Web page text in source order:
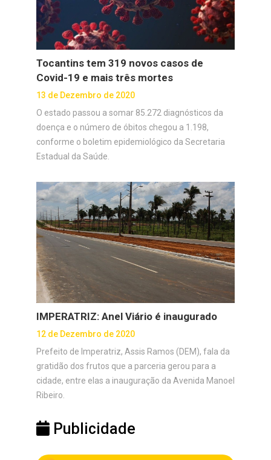
Tocantins tem 319 novos casos de
Covid-19 e mais três mortes
13 de Dezembro de 2020
O estado passou a somar 85.272 diagnósticos da
doença e o número de óbitos chegou a 1.198,
conforme o boletim epidemiológico da Secretaria
Estadual da Saúde.
IMPERATRIZ: Anel Viário é inaugurado
12 de Dezembro de 2020
Prefeito de Imperatriz, Assis Ramos (DEM), fala da
gratidão dos frutos que a parceria gerou para a
cidade, entre elas a inauguração da Avenida Manoel
Ribeiro.
Publicidade